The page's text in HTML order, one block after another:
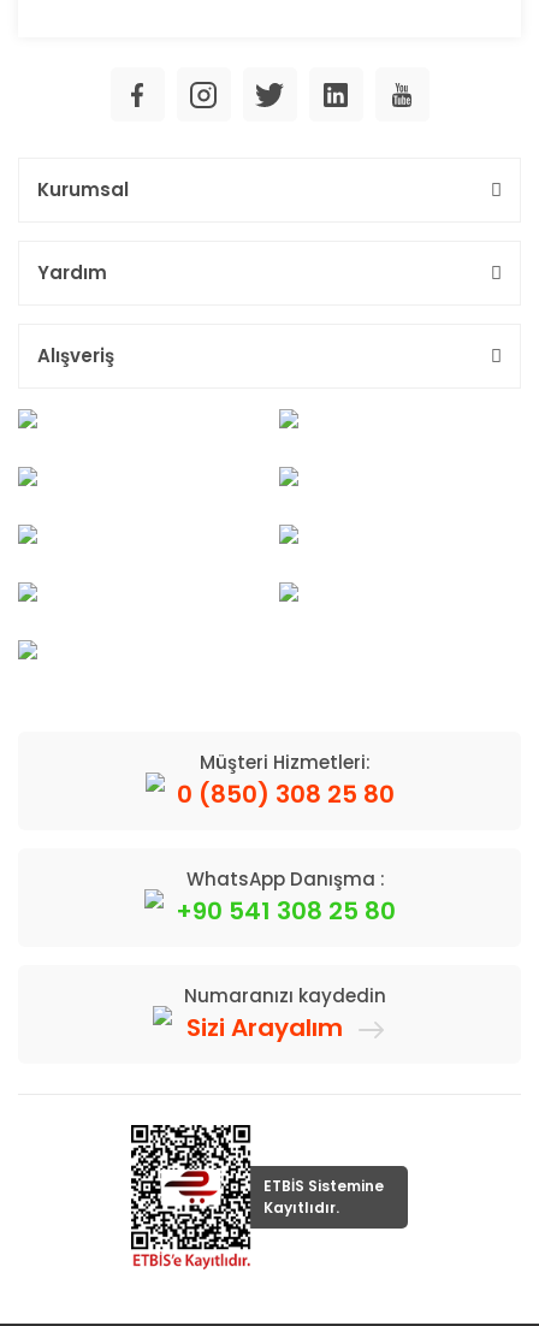
Kurumsal
Yardım
Alışveriş
Müşteri Hizmetleri:
0 (850) 308 25 80
WhatsApp Danışma :
+90 541 308 25 80
Numaranızı kaydedin
Sizi Arayalım
ETBİS Sistemine
Kayıtlıdır.